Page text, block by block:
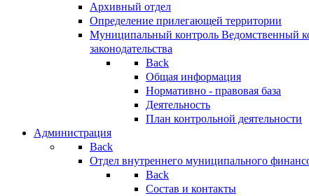
Архивный отдел
Определение прилегающей территории
Муниципальный контроль Ведомственный
законодательства
Back
Общая информация
Нормативно - правовая база
Деятельность
План контрольной деятельности
Администрация
Back
Отдел внутреннего муниципального
Back
Состав и контакты